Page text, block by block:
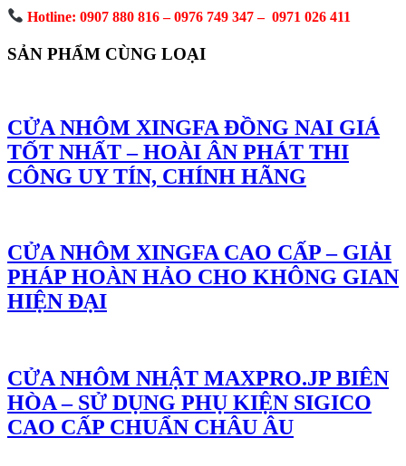
Hotline: 0907 880 816 – 0976 749 347 – 0971 026 411
SẢN PHẨM CÙNG LOẠI
CỬA NHÔM XINGFA ĐỒNG NAI GIÁ
TỐT NHẤT – HOÀI ÂN PHÁT THI
CÔNG UY TÍN, CHÍNH HÃNG
CỬA NHÔM XINGFA CAO CẤP – GIẢI
PHÁP HOÀN HẢO CHO KHÔNG GIAN
HIỆN ĐẠI
CỬA NHÔM NHẬT MAXPRO.JP BIÊN
HÒA – SỬ DỤNG PHỤ KIỆN SIGICO
CAO CẤP CHUẨN CHÂU ÂU